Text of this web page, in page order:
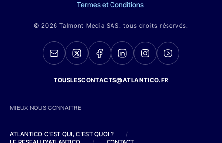
Termes et Conditions
© 2026 Talmont Media SAS. tous droits réservés.
TOUSLESCONTACTS@ATLANTICO.FR
MIEUX NOUS CONNAITRE
ATLANTICO C'EST QUI, C'EST QUOI ?
/